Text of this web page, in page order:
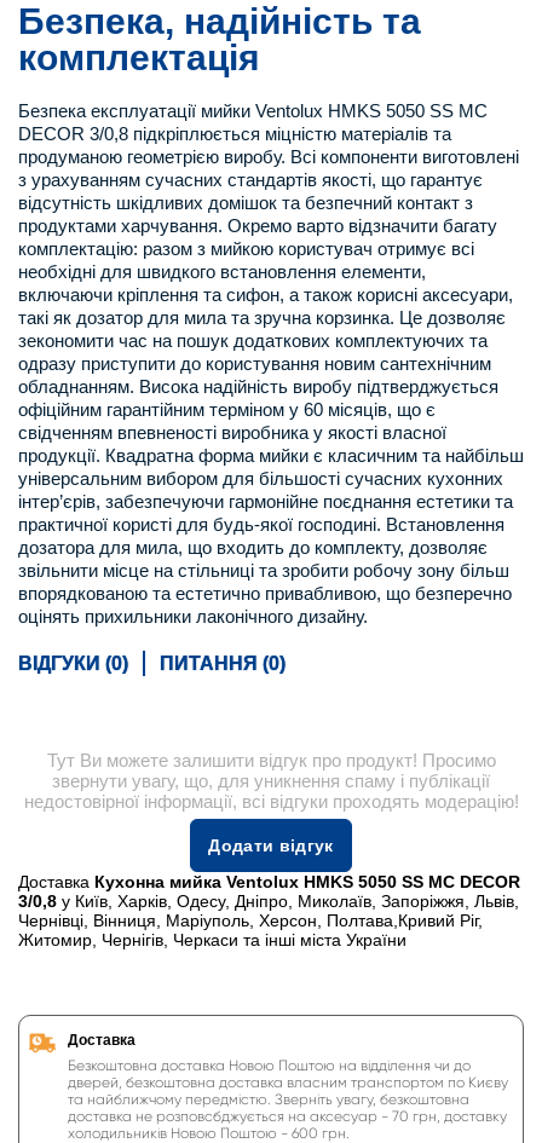
Безпека, надійність та
комплектація
Безпека експлуатації мийки Ventolux HMKS 5050 SS MC
DECOR 3/0,8 підкріплюється міцністю матеріалів та
продуманою геометрією виробу. Всі компоненти виготовлені
з урахуванням сучасних стандартів якості, що гарантує
відсутність шкідливих домішок та безпечний контакт з
продуктами харчування. Окремо варто відзначити багату
комплектацію: разом з мийкою користувач отримує всі
необхідні для швидкого встановлення елементи,
включаючи кріплення та сифон, а також корисні аксесуари,
такі як дозатор для мила та зручна корзинка. Це дозволяє
зекономити час на пошук додаткових комплектуючих та
одразу приступити до користування новим сантехнічним
обладнанням. Висока надійність виробу підтверджується
офіційним гарантійним терміном у 60 місяців, що є
свідченням впевненості виробника у якості власної
продукції. Квадратна форма мийки є класичним та найбільш
універсальним вибором для більшості сучасних кухонних
інтер’єрів, забезпечуючи гармонійне поєднання естетики та
практичної користі для будь-якої господині. Встановлення
дозатора для мила, що входить до комплекту, дозволяє
звільнити місце на стільниці та зробити робочу зону більш
впорядкованою та естетично привабливою, що безперечно
оцінять прихильники лаконічного дизайну.
ВІДГУКИ (0) ПИТАННЯ (0)
Тут Ви можете залишити відгук про продукт! Просимо
звернути увагу, що, для уникнення спаму і публікації
недостовірної інформації, всі відгуки проходять модерацію!
Додати відгук
Доставка Кухонна мийка Ventolux HMKS 5050 SS MC DECOR
3/0,8 у Київ, Харків, Одесу, Дніпро, Миколаїв, Запоріжжя, Львів,
Чернівці, Вінниця, Маріуполь, Херсон, Полтава,Кривий Ріг,
Житомир, Чернігів, Черкаси та інші міста України
Доставка
Безкоштовна доставка Новою Поштою на відділення чи до
дверей, безкоштовна доставка власним транспортом по Києву
та найближчому передмістю. Зверніть увагу, безкоштовна
доставка не розповсбджується на аксесуар - 70 грн, доставку
холодильників Новою Поштою - 600 грн.